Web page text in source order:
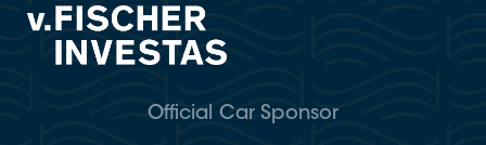
Official Car Sponsor